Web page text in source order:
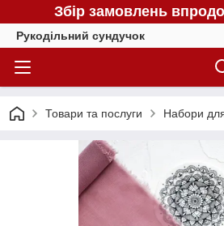
Збір замовлень
Рукодільний сундучок
Товари та послуги Набори